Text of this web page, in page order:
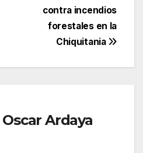
contra incendios
forestales en la
Chiquitania
Oscar Ardaya